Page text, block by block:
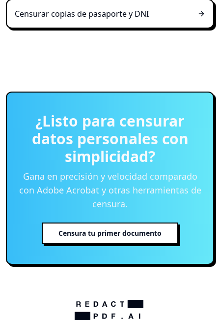
Censurar copias de pasaporte y DNI
¿Listo para censurar
datos personales con
simplicidad?
Gana en precisión y velocidad comparado
con Adobe Acrobat y otras herramientas de
censura.
Censura tu primer documento